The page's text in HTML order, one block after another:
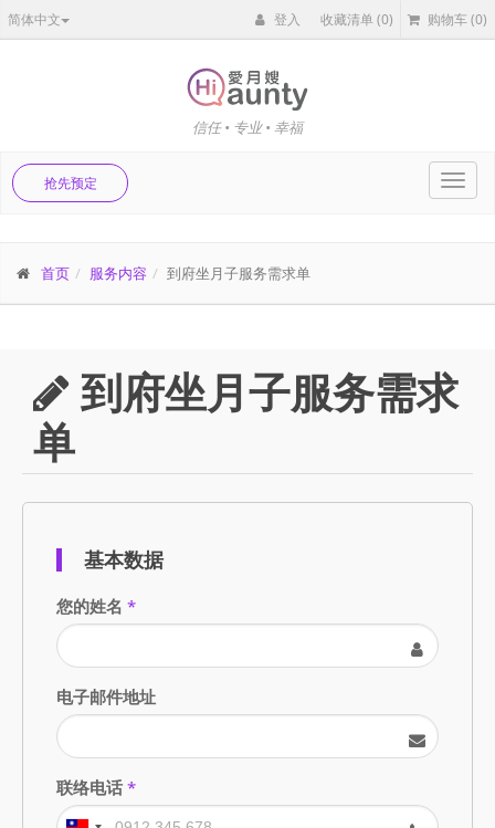
简体中文 登入 收藏清单(0) 购物车(0)
信任 • 专业 • 幸福
抢先预定
首页 服务内容 到府坐月子服务需求单
到府坐月子服务需求
单
基本数据
您的姓名 *
电子邮件地址
联络电话 *